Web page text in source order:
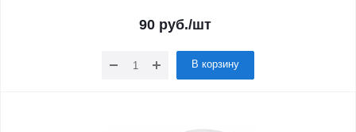
90 руб./шт
В корзину